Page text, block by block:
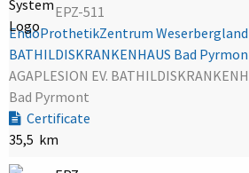
EPZ-511
EndoProthetikZentrum Weserbergland
BATHILDISKRANKENHAUS Bad
AGAPLESION EV.
Bad Pyrmont
Certificate
35,5 km